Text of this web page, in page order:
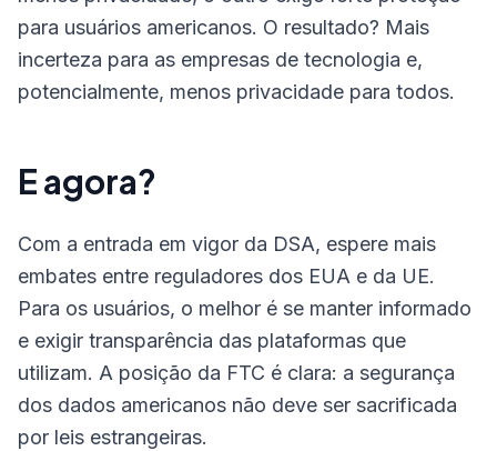
para usuários americanos. O resultado? Mais
incerteza para as empresas de tecnologia e,
potencialmente, menos privacidade para todos.
E agora?
Com a entrada em vigor da DSA, espere mais
embates entre reguladores dos EUA e da UE.
Para os usuários, o melhor é se manter informado
e exigir transparência das plataformas que
utilizam. A posição da FTC é clara: a segurança
dos dados americanos não deve ser sacrificada
por leis estrangeiras.